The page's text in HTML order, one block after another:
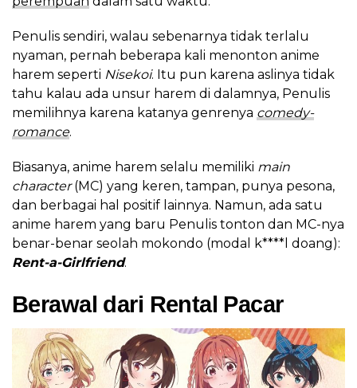
Penulis sendiri, walau sebenarnya tidak terlalu
nyaman, pernah beberapa kali menonton anime
harem seperti Nisekoi. Itu pun karena aslinya tidak
tahu kalau ada unsur harem di dalamnya, Penulis
memilihnya karena katanya genrenya comedy-
romance.
Biasanya, anime harem selalu memiliki main
character(MC) yang keren, tampan, punya pesona,
dan berbagai hal positif lainnya. Namun, ada satu
anime harem yang baru Penulis tonton dan MC-nya
benar-benar seolah mokondo (modal k****l doang):
Rent-a-Girlfriend.
Berawal dari Rental Pacar